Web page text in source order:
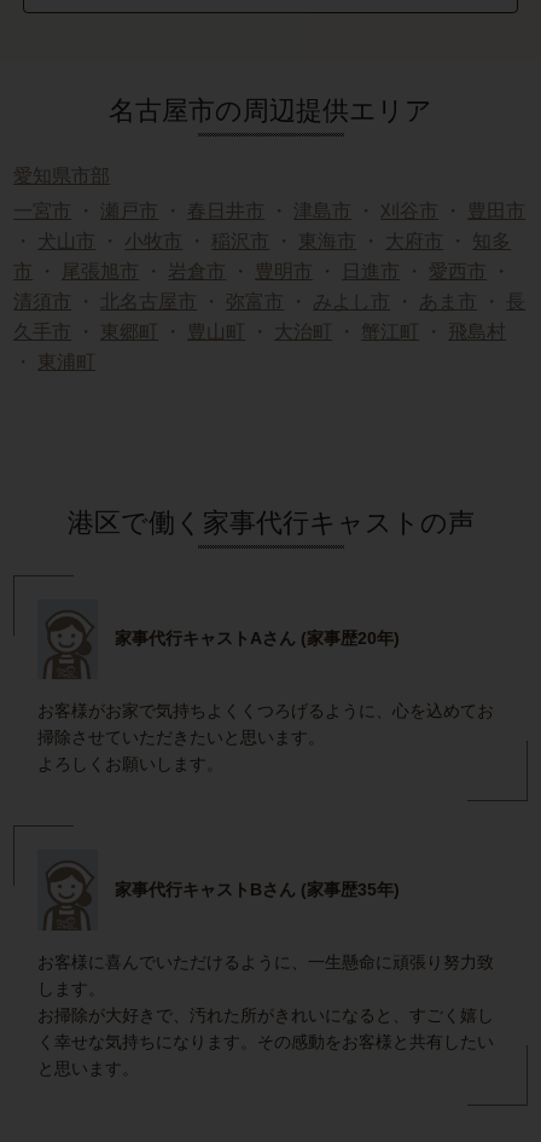
名古屋市の周辺提供エリア
愛知県市部
一宮市
・ 瀬戸市 ・ 春日井市 ・ 津島市 ・ 刈谷市 ・
豊田市
・ 犬山市 ・ 小牧市 ・ 稲沢市 ・ 東海市 ・ 大府市 ・ 知多
市
・ 尾張旭市 ・ 岩倉市 ・ 豊明市 ・ 日進市 ・ 愛西市
・
清須市
・ 北名古屋市 ・ 弥富市 ・ みよし市 ・ あま市 ・
長
久手市
・ 東郷町 ・ 豊山町 ・ 大治町 ・ 蟹江町 ・ 飛島村
・
東浦町
港区で働く家事代行キャストの声
家事代行キャストAさん (家事歴20年)
お客様がお家で気持ちよくくつろげるように、心を込めてお
掃除させていただきたいと思います。
よろしくお願いします。
家事代行キャストBさん (家事歴35年)
お客様に喜んでいただけるように、一生懸命に頑張り努力致
します。
お掃除が大好きで、汚れた所がきれいになると、すごく嬉し
く幸せな気持ちになります。その感動をお客様と共有したい
と思います。